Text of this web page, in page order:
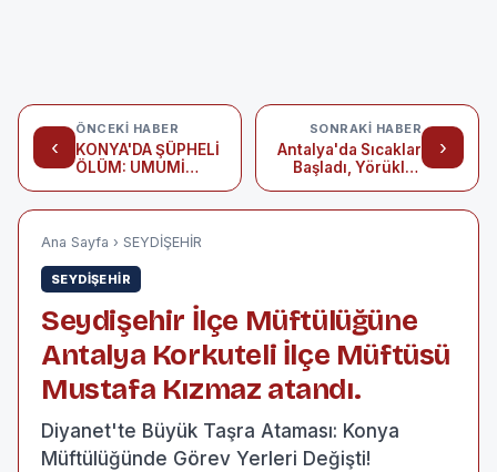
‹
ÖNCEKI HABER
KONYA'DA ŞÜPHELİ
ÖLÜM: UMUMİ
›
SONRAKI HABER
Antalya'da Sıcaklar
Başladı, Yörükler
Ana Sayfa › SEYDİŞEHİR
SEYDİŞEHİR
Seydişehir İlçe Müftülüğüne
Antalya Korkuteli İlçe Müftüsü
Mustafa Kızmaz atandı.
Diyanet'te Büyük Taşra Ataması: Konya
Müftülüğünde Görev Yerleri Değişti!